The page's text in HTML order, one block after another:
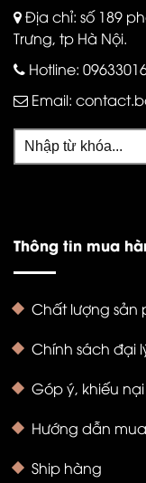
Địa chỉ: số 189
Trưng, tp Hà Nội.
Hotline:
Email:
Thông tin mua
Chất lượng sản
Chính sách đại
Góp ý, khiếu nại
Hướng dẫn
Ship hàng